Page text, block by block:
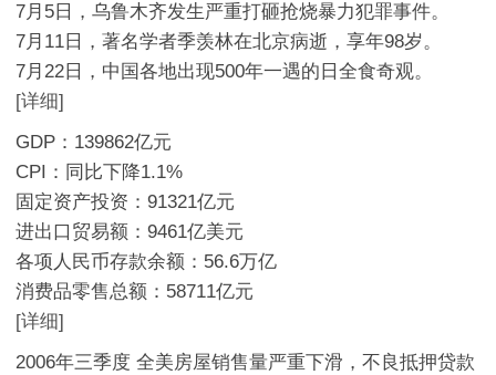
7月5日，乌鲁木齐发生严重打砸抢烧暴力犯罪事件。
7月11日，著名学者季羡林在北京病逝，享年98岁。
7月22日，中国各地出现500年一遇的日全食奇观。
[详细]
GDP：139862亿元
CPI：同比下降1.1%
固定资产投资：91321亿元
进出口贸易额：9461亿美元
各项人民币存款余额：56.6万亿
消费品零售总额：58711亿元
[详细]
2006年三季度 全美房屋销售量严重下滑，不良抵押贷款